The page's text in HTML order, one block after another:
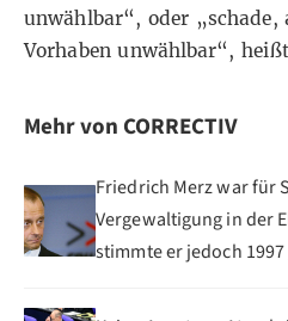
unwählbar“, oder „schade,
Vorhaben unwählbar“,
Mehr von CORRECTIV
Friedrich Merz war für
Vergewaltigung in der
stimmte er jedoch